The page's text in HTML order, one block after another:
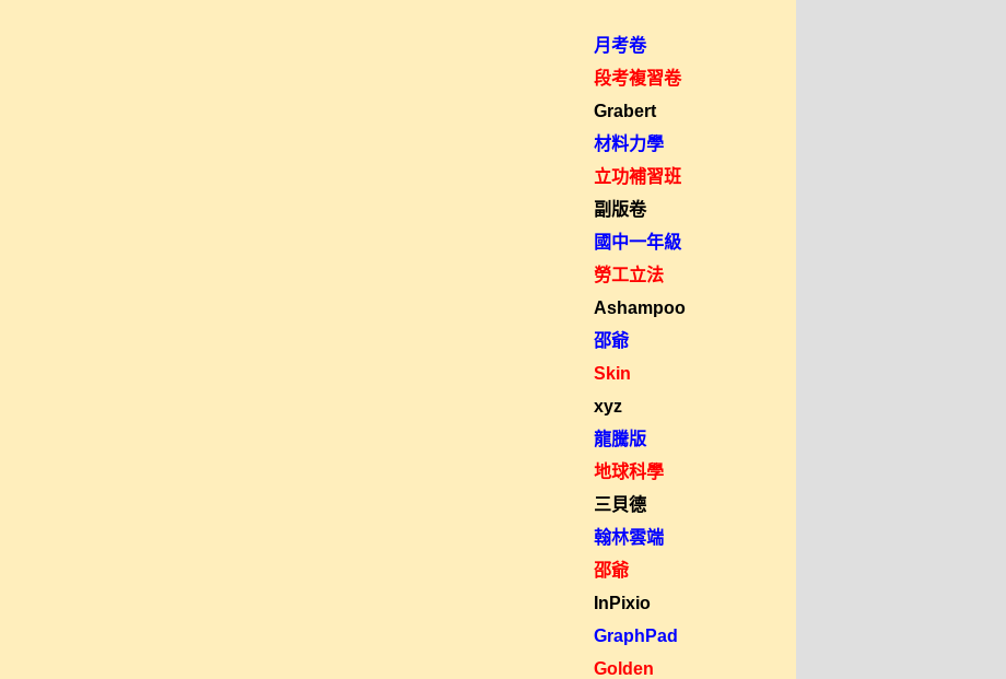
月考卷
段考複習卷
Grabert
材料力學
立功補習班
副版卷
國中一年級
勞工立法
Ashampoo
邵爺
Skin
xyz
龍騰版
地球科學
三貝德
翰林雲端
邵爺
InPixio
GraphPad
Golden